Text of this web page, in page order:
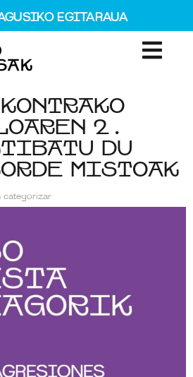
EGITARAUA
kontrako
2.
du
Mistoak
categorizar